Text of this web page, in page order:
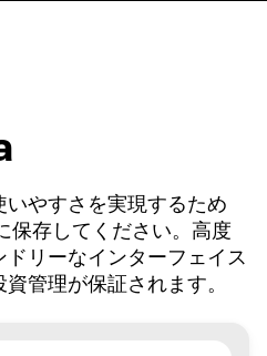
やすさを実現するため
保存してください。高度
リーなインターフェイス
管理が保証されます。